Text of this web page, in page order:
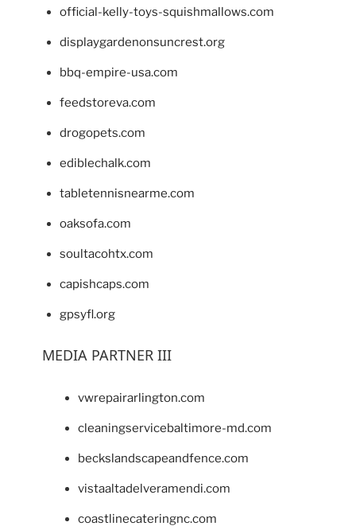
official-kelly-toys-squishmallows.com
displaygardenonsuncrest.org
bbq-empire-usa.com
feedstoreva.com
drogopets.com
ediblechalk.com
tabletennisnearme.com
oaksofa.com
soultacohtx.com
capishcaps.com
gpsyfl.org
MEDIA PARTNER III
vwrepairarlington.com
cleaningservicebaltimore-md.com
beckslandscapeandfence.com
vistaaltadelveramendi.com
coastlinecateringnc.com